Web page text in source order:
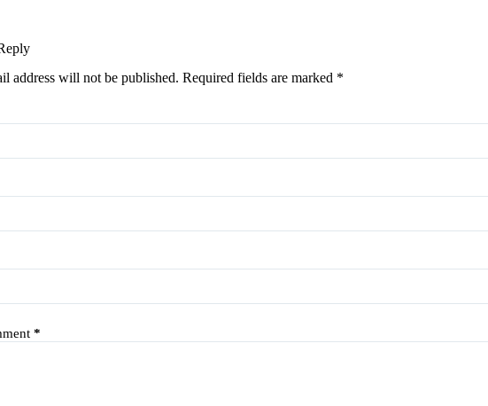
address will not be published. Required fields are marked *
*